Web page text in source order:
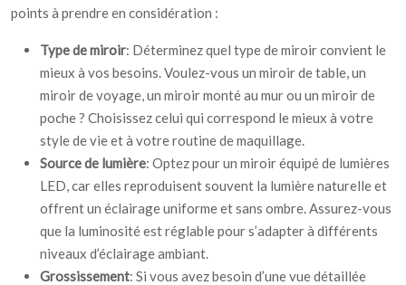
points à prendre en considération :
Type de miroir: Déterminez quel type de miroir convient le
mieux à vos besoins. Voulez-vous un miroir de table, un
miroir de voyage, un miroir monté au mur ou un miroir de
poche ? Choisissez celui qui correspond le mieux à votre
style de vie et à votre routine de maquillage.
Source de lumière: Optez pour un miroir équipé de lumières
LED, car elles reproduisent souvent la lumière naturelle et
offrent un éclairage uniforme et sans ombre. Assurez-vous
que la luminosité est réglable pour s’adapter à différents
niveaux d’éclairage ambiant.
Grossissement: Si vous avez besoin d’une vue détaillée